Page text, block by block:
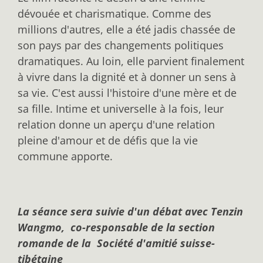
dévouée et charismatique. Comme des
millions d'autres, elle a été jadis chassée de
son pays par des changements politiques
dramatiques. Au loin, elle parvient finalement
à vivre dans la dignité et à donner un sens à
sa vie. C'est aussi l'histoire d'une mère et de
sa fille. Intime et universelle à la fois, leur
relation donne un aperçu d'une relation
pleine d'amour et de défis que la vie
commune apporte.
La séance sera suivie d'un débat avec Tenzin
Wangmo, co-responsable de la section
romande de la Société d'amitié suisse-
tibétaine